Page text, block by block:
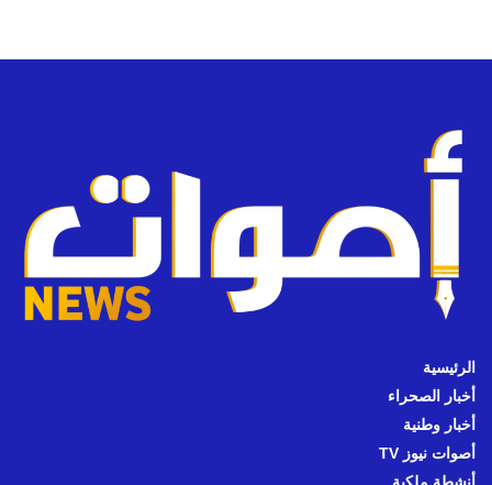
الرئيسية
أخبار الصحراء
أخبار وطنية
أصوات نيوز TV